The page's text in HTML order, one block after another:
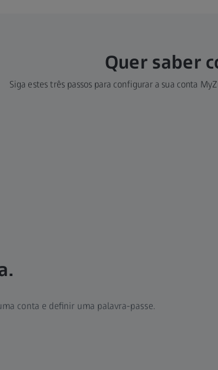
Quer saber
Siga estes três passos para configurar a sua conta
conta e definir uma palavra-passe.